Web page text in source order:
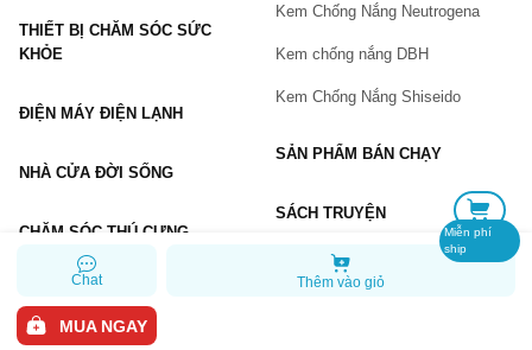
Chat Thêm vào giỏ
MUA NGAY
Miễn phí
ship
Vấn đề(*)
GỬI BÁO LỖI
THIẾT BỊ CHĂM SÓC SỨC
KHỎE
ĐIỆN MÁY ĐIỆN LẠNH
NHÀ CỬA ĐỜI SỐNG
CHĂM SÓC THÚ CƯNG
Kem Chống Nắng Neutrogena
Kem chống nắng DBH
Kem Chống Nắng Shiseido
SẢN PHẨM BÁN CHẠY
SÁCH TRUYỆN